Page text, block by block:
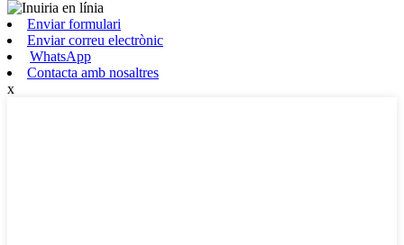
Enviar formulari
Enviar correu electrònic
WhatsApp
Contacta amb nosaltres
x